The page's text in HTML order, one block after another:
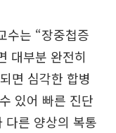
수는 “장중첩증
대부분 완전히
면 심각한 합병
있어 빠른 진단
다른 양상의 복통